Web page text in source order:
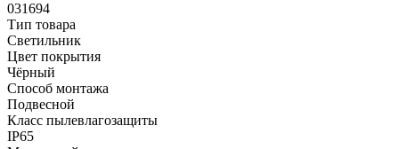
031694
Тип товара
Светильник
Цвет покрытия
Чёрный
Способ монтажа
Подвесной
Класс пылевлагозащиты
IP65